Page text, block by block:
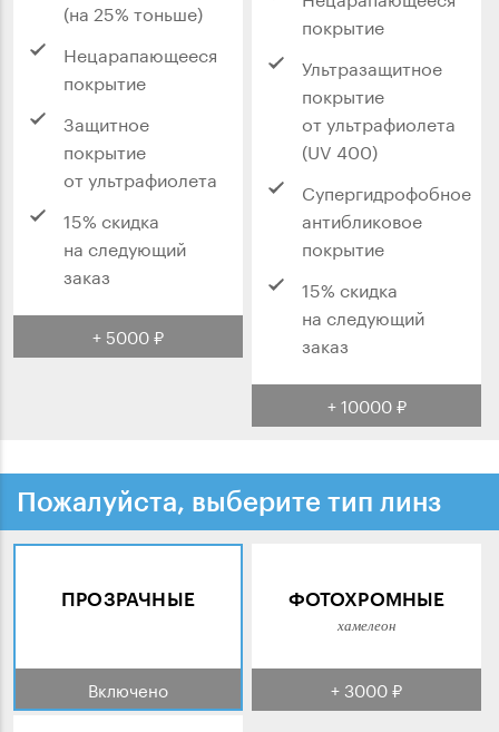
(на 25% тоньше)
Нецарапающееся
покрытие
Защитное
покрытие
от ультрафиолета
15% скидка
на следующий
заказ
+ 5000 ₽
покрытие
Ультразащитное
покрытие
от ультрафиолета
(UV 400)
Супергидрофобное
антибликовое
покрытие
15% скидка
на следующий
заказ
+ 10000 ₽
Пожалуйста, выберите тип линз
ПРОЗРАЧНЫЕ
Включено
ФОТОХРОМНЫЕ
хамелеон
+ 3000 ₽